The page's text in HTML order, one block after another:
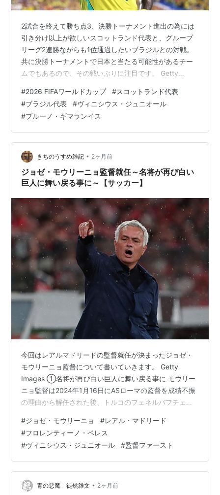
2試合を終えて勝ち点3、決勝トーナメント進出の為には
引き分け以上が欲しいスコットランド代表と、グループ
リーグ2連勝ながらも1位通過したいブラジルとの対戦。
共に決勝トーナメントで日本と当たる可能性があるチー
ムでもあるので、その戦いぶりに注目です。 Getty
リーグC3節スコットランドvsブラジルの感想です。 過去
記事はコチラ↓↓ kichitan.hatenablog.com 両チームの
スタメン＆結果 前半 スコットランドは守備4-4-1-1の4-
2-3-1、対するブラジルはヴィニシウスを前残りにさせた
守備4-4-2の4-3-3を採用…
#2026 FIFAワールドカップ #スコットランド代表
#ブラジル代表 #ヴィニシウス・ジュニオール
#ブルーノ・ギマランイス
きちのうすめ雑記 • 2ヶ月前
ジョゼ・モウリーニョ監督就任～名将が再び白い
巨人に舞い戻る事に～【サッカー】
今回はレアルマドリードの監督就任が決まったジョゼ・
モウリーニョ監督について書いていきます。 Getty
Images ①名将が再び白い巨人に舞い戻る事に モウリー
ニョ監督は2024年1月16日にASローマの監督を成績不振
の理由から解任された後、トルコのフェネルバフチェの
ン、ソユンジュ、アムラバト、冬にヂエゴ・カルロス、
タリスカ等実績のある選手を次々と獲得するもののチー
ムはガラタサライの後塵を拝し2位に終える事に。 更に
翌シーズンもエデルソン、シュクリニアル、アセンシ
オ、セメド等を獲得するもチャンピオンズリーグのプレ
ーオフでベンフィカに敗北し、翌日…
#ジョゼ・モウリーニョ #レアル・マドリード
#フロレンティーノ・ペレス
#ヴィニシウス・ジュニオール #監督ファースト
青の悪魔 徒然雑文 • 2ヶ月前